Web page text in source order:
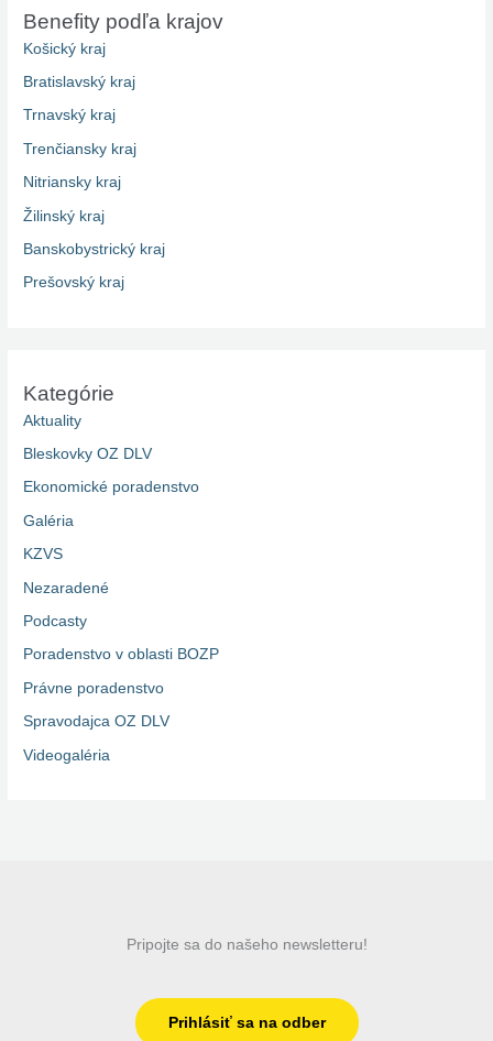
Benefity podľa krajov
Košický kraj
Bratislavský kraj
Trnavský kraj
Trenčiansky kraj
Nitriansky kraj
Žilinský kraj
Banskobystrický kraj
Prešovský kraj
Kategórie
Aktuality
Bleskovky OZ DLV
Ekonomické poradenstvo
Galéria
KZVS
Nezaradené
Podcasty
Poradenstvo v oblasti BOZP
Právne poradenstvo
Spravodajca OZ DLV
Videogaléria
Pripojte sa do našeho newsletteru!
Prihlásiť sa na odber